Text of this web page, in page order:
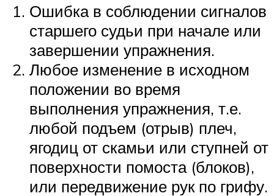
Ошибка в соблюдении сигналов
старшего судьи при начале или
завершении упражнения.
Любое изменение в исходном
положении во время
выполнения упражнения, т.е.
любой подъем (отрыв) плеч,
ягодиц от скамьи или ступней от
поверхности помоста (блоков),
или передвижение рук по грифу.